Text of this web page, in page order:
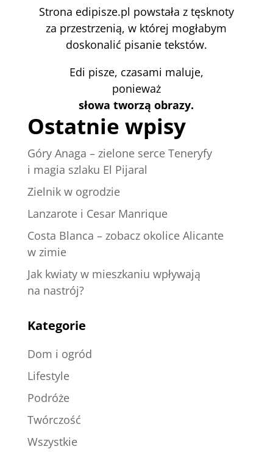
Strona edipisze.pl powstała z tęsknoty
za przestrzenią, w której mogłabym
doskonalić pisanie tekstów.
Edi pisze, czasami maluje,
ponieważ
słowa tworzą obrazy.
Ostatnie wpisy
Góry Anaga – zielone serce Teneryfy
i magia szlaku El Pijaral
Zielnik w ogrodzie
Lanzarote i Cesar Manrique
Costa Blanca – zobacz okolice Alicante
w zimie
Jak kwiaty w mieszkaniu wpływają
na nastrój?
Kategorie
Dom i ogród
Lifestyle
Podróże
Twórczość
Wszystkie